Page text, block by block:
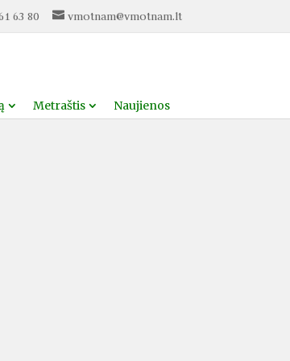
63 80 vmotnam@vmotnam.lt
Metraštis Naujienos